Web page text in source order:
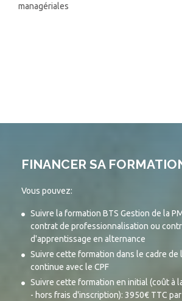
managériales
FINANCER SA
Vous pouvez:
Suivre la formation BTS Gestion de la
contrat de professionnalisation ou
d'apprentissage en alternance
Suivre cette formation dans le cadre de
continue avec le CPF
Suivre cette formation en initial (coût à
- hors frais d'inscription): 3950€ TTC